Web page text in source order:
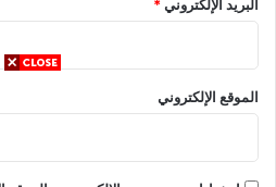
البريد الإلكتروني*
الموقع الإلكتروني